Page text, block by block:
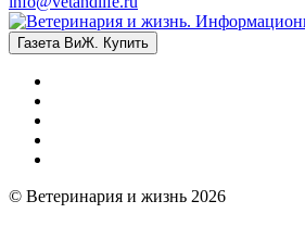
Газета ВиЖ. Купить
© Ветеринария и жизнь 2026